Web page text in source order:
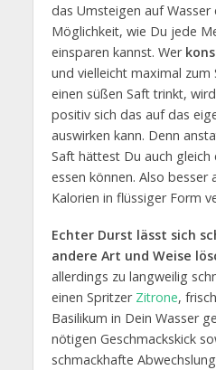
das Umsteigen auf Wasser
Möglichkeit, wie Du jede
einsparen kannst. Wer
und vielleicht maximal zum
einen süßen Saft trinkt,
positiv sich das auf das
auswirken kann. Denn
Saft hättest Du auch gleich
essen können. Also besser
Kalorien in flüssiger Form
Echter Durst lässt sich
andere Art und Weise
allerdings zu langweilig
einen Spritzer Zitrone,
Basilikum in Dein Wasser
nötigen Geschmackskick
schmackhafte